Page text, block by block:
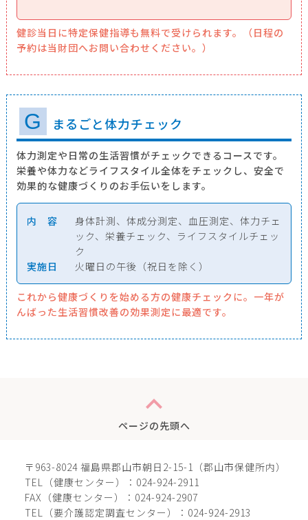
健診当日に特定保健指導も無料で受けられます。（日程の
予約は当財団へお問い合わせください。）
G まるごと体力チェック
体力測定や日常の生活習慣がチェックできるコースです。
栄養や体力などライフスタイル全体をチェックし、安全で
効果的な健康づくりのお手伝いをします。
内 容
身体計測、体成分測定、血圧測定、体力チェ
ック、栄養チェック、ライフスタイルチェッ
ク
実施日
火曜日の午後（祝日を除く）
これから健康づくりを始める方の健康チェックに。一年が
んばった生活習慣改善の効果測定に最適です。
expand_less
ページの先頭へ
〒963-8024 福島県郡山市朝日2-15-1（郡山市保健所内）
TEL（健康センター）：024-924-2911
FAX（健康センター）：024-924-2907
TEL（要介護認定調査センター）：024-924-2913